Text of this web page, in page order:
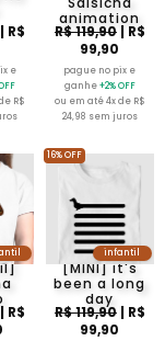
R$
e
R$
animation
R$ 119,90| R$
99,90
pague no pix e
ganhe+2% OFF
ou em até 4x de R$
24,98 sem juros
R$
infantil
[MINI] it's
been a long
day
R$ 119,90| R$
99,90
16% OFF